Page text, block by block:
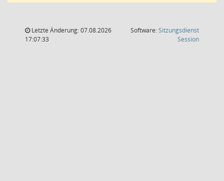
Letzte Änderung: 07.08.2026
17:07:33
Software:Sitzungsdienst
Session(Wird in